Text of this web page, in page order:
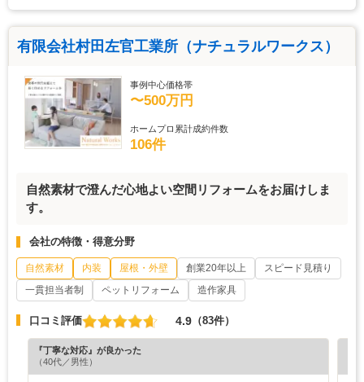
有限会社村田左官工業所（ナチュラルワークス）
事例中心価格帯
〜500万円
ホームプロ累計成約件数
106件
自然素材で澄んだ心地よい空間リフォームをお届けしま
す。
会社の特徴・得意分野
自然素材 内装 屋根・外壁 創業20年以上
スピード見積り
一貫担当者制
ペットリフォーム 造作家具
口コミ評価 4.9 （83件）
『丁寧な対応』が良かった
（40代／男性）